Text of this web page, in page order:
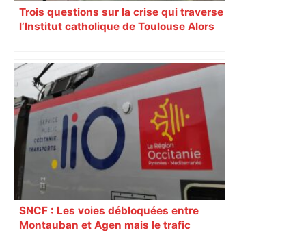
Trois questions sur la crise qui traverse
l’Institut catholique de Toulouse Alors
Somme, une réunion annuelle des
évêques protecteurs de l’Institut
catholique de Toulouse (ICT) envisage
jeudi 12 octobre de l’avenir de
l’institution.
SNCF : Les voies débloquées entre
Montauban et Agen mais le trafic